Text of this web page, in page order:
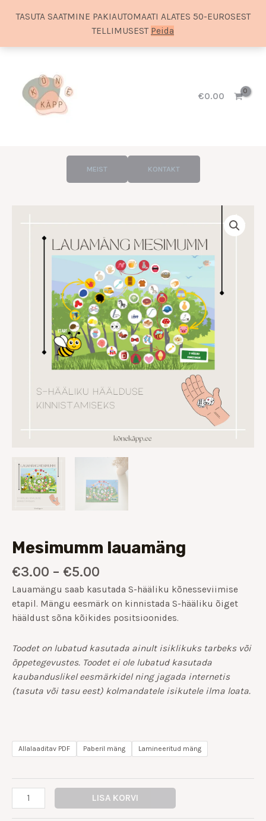
TASUTA SAATMINE PAKIAUTOMAATI ALATES 50-EUROSEST
TELLIMUSEST Peida
content
€0.00
MEIST KONTAKT
Mesimumm lauamäng
€3.00 – €5.00
€3.00
kuni
€5.00
Lauamängu saab kasutada S-hääliku kõnesseviimise
etapil. Mängu eesmärk on kinnistada S-hääliku õiget
hääldust sõna kõikides positsioonides.
Toodet on lubatud kasutada ainult isiklikuks tarbeks või
õppetegevustes. Toodet ei ole lubatud kasutada
kaubanduslikel eesmärkidel ning jagada internetis
(tasuta või tasu eest) kolmandatele isikutele ilma loata.
Allalaaditav PDF Paberil mäng Lamineeritud mäng
lauamäng
LISA KORVI